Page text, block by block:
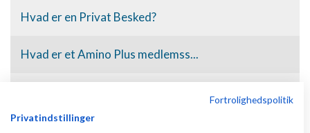
Hvad er en Privat Besked?
Hvad er et Amino Plus medlemss...
Fortrolighedspolitik
Privatindstillinger